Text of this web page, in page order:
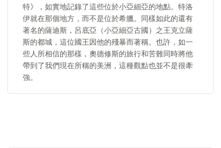
特》，如實地記錄了這些位於小亞細亞的地點。特洛
伊就在那個地方，而不是位於希臘。同樣如此的還有
著名的薩迪斯，呂底亞（小亞細亞古國）之王克立薩
斯的都城，這位國王因他的殘暴而著稱。也許，如一
些人所相信的那樣，奧德修斯的旅行和苦難同時將他
帶到了我們現在所稱的美洲，這種觀點也並不是很牽
強。